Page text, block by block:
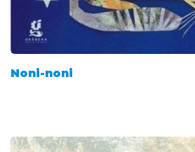
Noni-noni